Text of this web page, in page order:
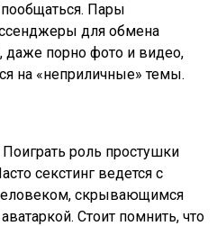
пообщаться. Пары
для обмена
порно фото и видео,
на «неприличные» темы.
роль простушки
секстинг ведется с
скрывающимся
Стоит помнить, что